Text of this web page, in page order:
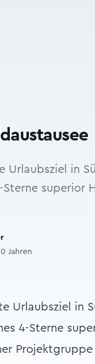
Urlaubsziel in
superior
Jahren
Urlaubsziel in
4-Sterne